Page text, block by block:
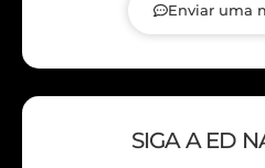
Enviar uma
SIGA A ED